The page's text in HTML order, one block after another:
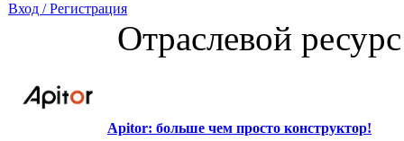
Вход / Регистрация
Отраслевой
Apitor: больше чем просто конструктор!